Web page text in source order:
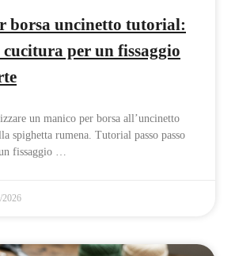
borsa uncinetto tutorial:
cucitura per un fissaggio
un manico per borsa all’uncinetto
spighetta rumena. Tutorial passo passo
fissaggio …
2026